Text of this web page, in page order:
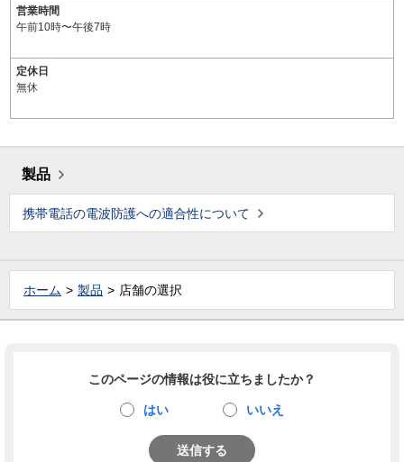
営業時間
午前10時〜午後7時
定休日
無休
製品
携帯電話の電波防護への適合性について
ホーム 製品 店舗の選択
このページの情報は役に立ちましたか？
はい いいえ
送信する